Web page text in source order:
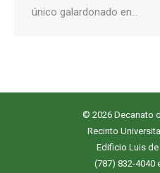
único galardonado en…
© 2026 Decanato
Recinto
Edificio Luis
(787) 832-4040